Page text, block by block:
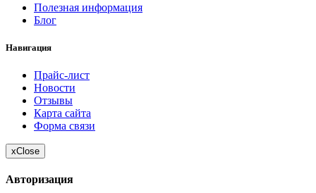
Полезная информация
Блог
Навигация
Прайс-лист
Новости
Отзывы
Карта сайта
Форма связи
xClose
Авторизация